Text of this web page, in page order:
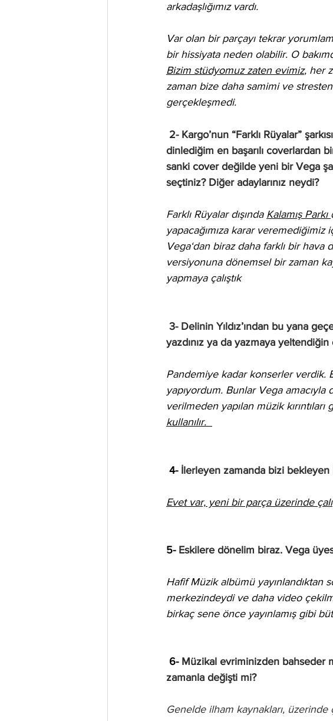
arkadaşlığımız vardı.
Var olan bir parçayı tekrar
bir hissiyata neden olabilir. O
Bizim stüdyomuz zaten evimiz, her
zaman bize daha samimi ve
gerçekleşmedi.
2- Kargo’nun “Farklı Rüyalar”
dinlediğim en başarılı coverlardan
sanki cover değilde yeni bir Vega
seçtiniz? Diğer adaylarınız neydi?
Farklı Rüyalar dışında Kalamış Parkı
yapacağımıza karar veremediğimiz
Vega‘dan biraz daha farklı bir
versiyonuna dönemsel bir zaman
yapmaya çalıştık
3- Delinin Yıldız’ından bu yana
yazdınız ya da yazmaya
Pandemiye kadar konserler verdik.
yapıyordum. Bunlar Vega
verilmeden yapılan müzik
kullanılır.
4- İlerleyen zamanda bizi bekleyen
Evet var, yeni bir parça üzerinde
5- Eskilere dönelim biraz. Vega
Hafif Müzik albümü yayınlandıktan
merkezindeydi ve daha video
birkaç sene önce yayınlamış gibi
6- Müzikal evriminizden bahseder
zamanla değişti mi?
Genelde ilham kaynakları, üzerinde